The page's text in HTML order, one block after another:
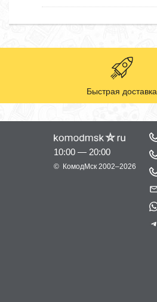
Быстрая доставка
10:00 — 20:00
© КомодМск 2002–2026